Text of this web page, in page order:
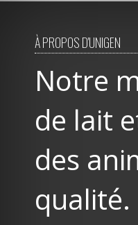
À PROPOS D'UNIGEN
Notre
de lait
des
qualité.